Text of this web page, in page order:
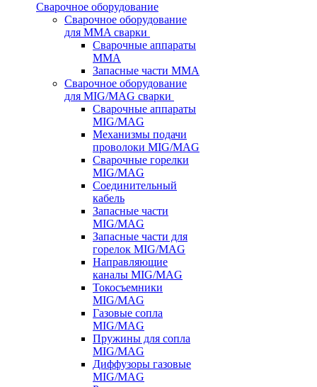
Сварочное оборудование
Сварочное оборудование
для MMA сварки
Сварочные аппараты
MMA
Запасные части MMA
Сварочное оборудование
для MIG/MAG сварки
Сварочные аппараты
MIG/MAG
Механизмы подачи
проволоки MIG/MAG
Сварочные горелки
MIG/MAG
Соединительный
кабель
Запасные части
MIG/MAG
Запасные части для
горелок MIG/MAG
Направляющие
каналы MIG/MAG
Токосъемники
MIG/MAG
Газовые сопла
MIG/MAG
Пружины для сопла
MIG/MAG
Диффузоры газовые
MIG/MAG